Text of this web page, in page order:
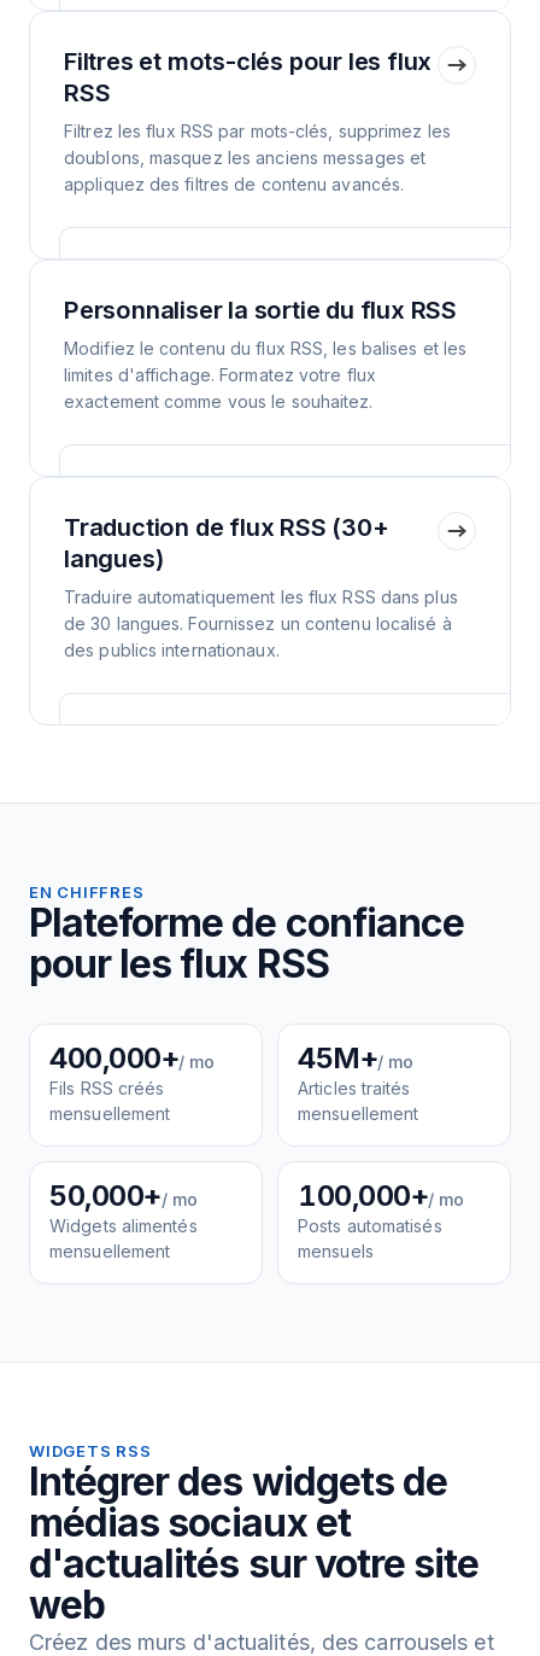
Filtres et mots-clés pour les flux
RSS
Filtrez les flux RSS par mots-clés, supprimez les
doublons, masquez les anciens messages et
appliquez des filtres de contenu avancés.
Personnaliser la sortie du flux RSS
Modifiez le contenu du flux RSS, les balises et les
limites d'affichage. Formatez votre flux
exactement comme vous le souhaitez.
Traduction de flux RSS (30+
langues)
Traduire automatiquement les flux RSS dans plus
de 30 langues. Fournissez un contenu localisé à
des publics internationaux.
EN CHIFFRES
Plateforme de confiance
pour les flux RSS
400,000+/ mo
Fils RSS créés
mensuellement
45M+/ mo
Articles traités
mensuellement
50,000+/ mo
Widgets alimentés
mensuellement
100,000+/ mo
Posts automatisés
mensuels
WIDGETS RSS
Intégrer des widgets de
médias sociaux et
d'actualités sur votre site
web
Créez des murs d'actualités, des carrousels et